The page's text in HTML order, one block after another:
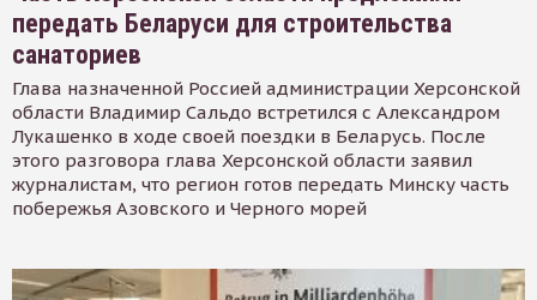
передать Беларуси для строительства
санаториев
Глава назначенной Россией администрации Херсонской
области Владимир Сальдо встретился с Александром
Лукашенко в ходе своей поездки в Беларусь. После
этого разговора глава Херсонской области заявил
журналистам, что регион готов передать Минску часть
побережья Азовского и Черного морей